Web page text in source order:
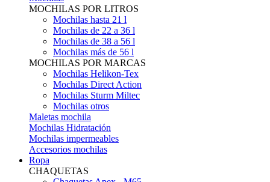
MOCHILAS POR LITROS
Mochilas hasta 21 l
Mochilas de 22 a 36 l
Mochilas de 38 a 56 l
Mochilas más de 56 l
MOCHILAS POR MARCAS
Mochilas Helikon-Tex
Mochilas Direct Action
Mochilas Sturm Miltec
Mochilas otros
Maletas mochila
Mochilas Hidratación
Mochilas impermeables
Accesorios mochilas
Ropa
CHAQUETAS